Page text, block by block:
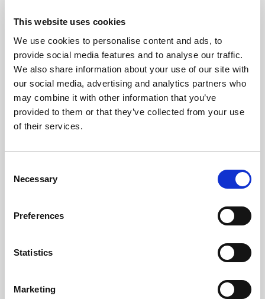
This website uses cookies
We use cookies to personalise content and ads, to
provide social media features and to analyse our traffic.
We also share information about your use of our site with
our social media, advertising and analytics partners who
may combine it with other information that you’ve
provided to them or that they’ve collected from your use
of their services.
Selection
Necessary
Preferences
Statistics
Marketing